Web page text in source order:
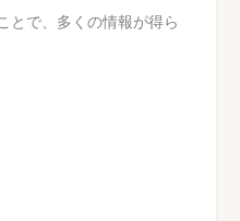
とで、多くの情報が得ら